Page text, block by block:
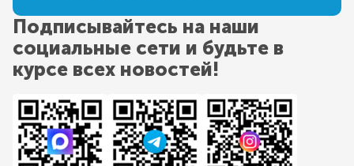
Подписывайтесь на наши
социальные сети и будьте в
курсе всех новостей!